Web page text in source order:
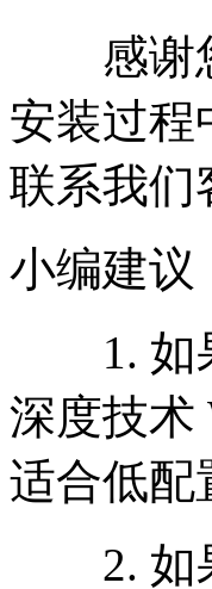
感谢您
安装过程
联系我们
小编建议
1. 如果
深度技术
适合低配
2. 如果